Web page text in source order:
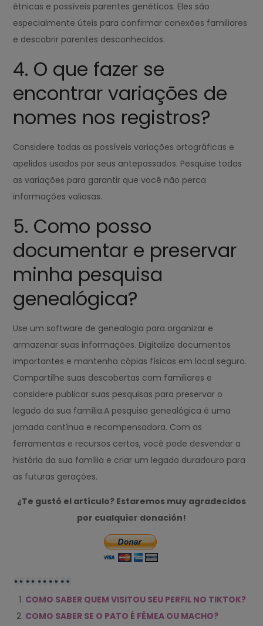
étnicas e possíveis parentes genéticos. Eles são
especialmente úteis para confirmar conexões familiares
e descobrir parentes desconhecidos.
4. O que fazer se
encontrar variações de
nomes nos registros?
Considere todas as possíveis variações ortográficas e
apelidos usados por seus antepassados. Pesquise todas
as variações para garantir que você não perca
informações valiosas.
5. Como posso
documentar e preservar
minha pesquisa
genealógica?
Use um software de genealogia para organizar e
armazenar suas informações. Digitalize documentos
importantes e mantenha cópias físicas em local seguro.
Compartilhe suas descobertas com familiares e
considere publicar suas pesquisas para preservar o
legado da sua família.A pesquisa genealógica é uma
jornada contínua e recompensadora. Com as
ferramentas e recursos certos, você pode desvendar a
história da sua família e criar um legado duradouro para
as futuras gerações.
¿Te gustó el artículo? Estaremos muy agradecidos
por cualquier donación!
COMO SABER QUEM VISITOU SEU PERFIL NO TIKTOK?
COMO SABER SE O PATO É FÊMEA OU MACHO?